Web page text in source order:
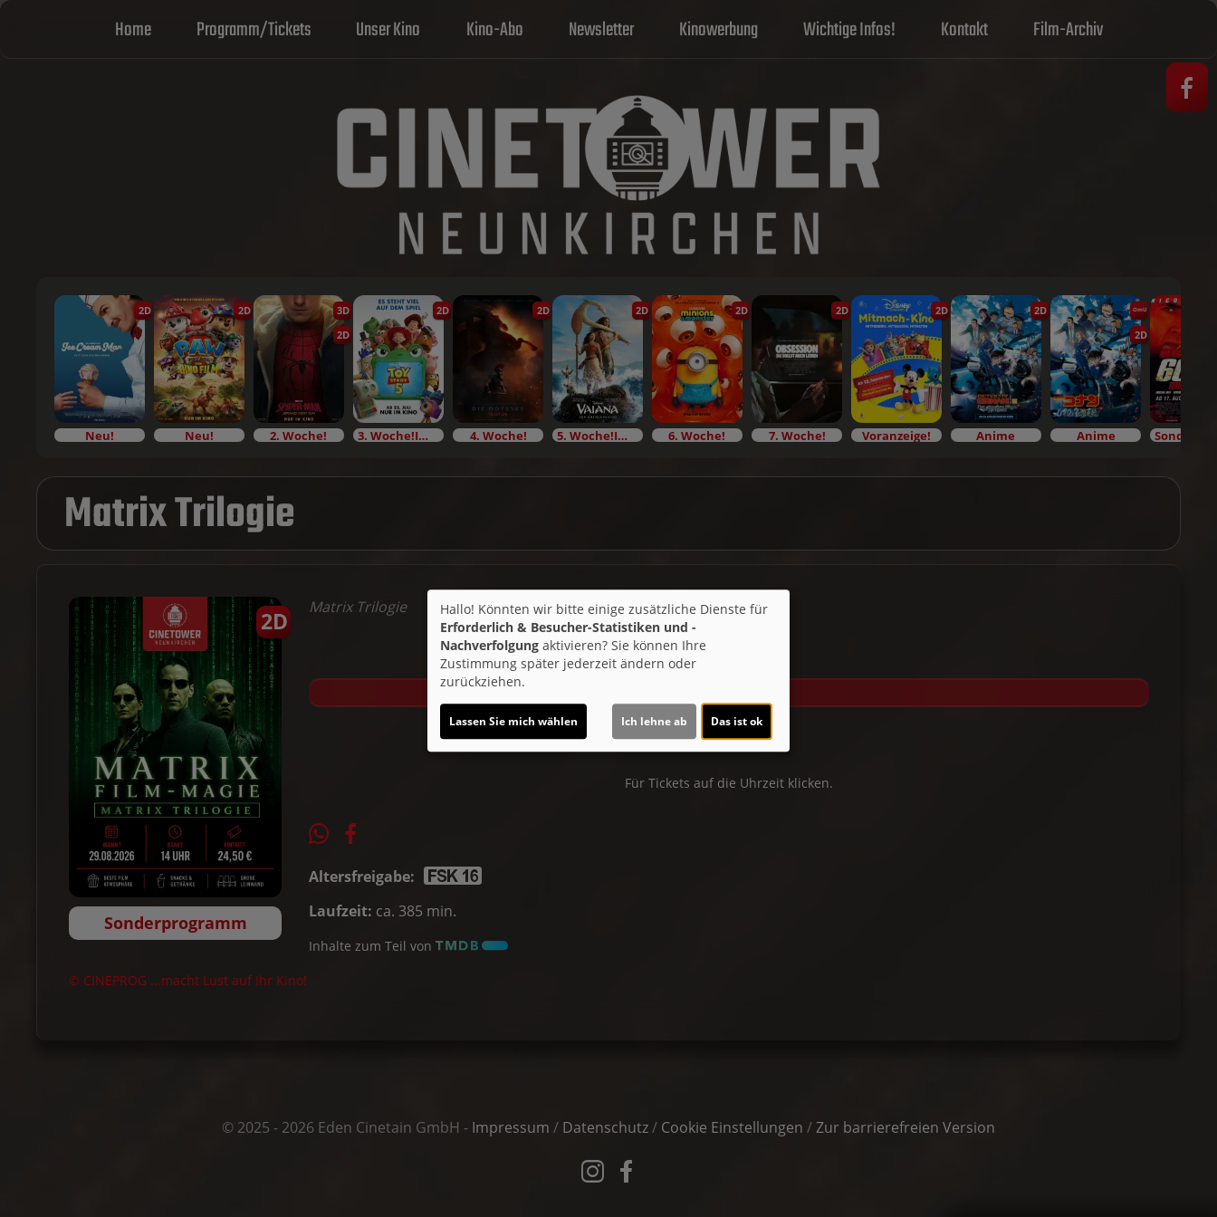
Home Programm/Tickets Unser Kino Kino-Abo Newsletter Kinowerbung Wichtige Infos! Kontakt Film-Archiv
2D
Neu!
2D
Neu!
3D
2D
2. Woche!
2D
3. Woche!Im Bundesstart
2D
4. Woche!
2D
5. Woche!Im Bundesstart
2D
6. Woche!
2D
7. Woche!
2D
Voranzeige!
2D
Anime
OmU
2D
Anime
Matrix Trilogie
2D
Sonderprogramm
Matrix Trilogie
14:00
Für Tickets auf die Uhrzeit klicken.
Altersfreigabe:
Laufzeit: ca. 385 min.
Inhalte zum Teil von
© CINEPROG ...macht Lust auf Ihr Kino!
© 2025 - 2026 Eden Cinetain GmbH - Impressum / Datenschutz/ Cookie Einstellungen /Zur barrierefreien Version
Hallo! Könnten wir bitte einige zusätzliche Dienste für
Erforderlich & Besucher-Statistiken und -
Nachverfolgung aktivieren? Sie können Ihre
Zustimmung später jederzeit ändern oder
zurückziehen.
Lassen Sie mich wählen Ich lehne ab Das ist ok